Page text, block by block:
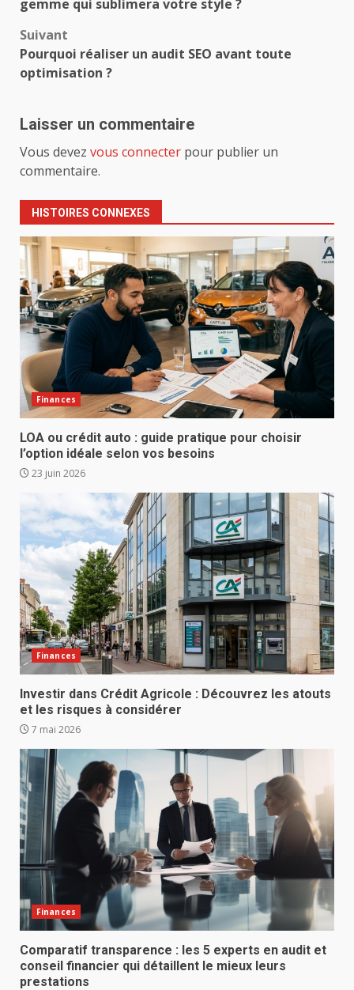
gemme qui sublimera votre style ?
Suivant
Pourquoi réaliser un audit SEO avant toute
optimisation ?
Laisser un commentaire
Vous devez vous connecter pour publier un
commentaire.
HISTOIRES CONNEXES
Finances
LOA ou crédit auto : guide pratique pour choisir
l’option idéale selon vos besoins
23 juin 2026
Finances
Investir dans Crédit Agricole : Découvrez les atouts
et les risques à considérer
7 mai 2026
Finances
Comparatif transparence : les 5 experts en audit et
conseil financier qui détaillent le mieux leurs
prestations